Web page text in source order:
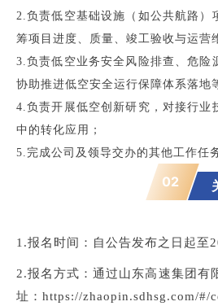
2.负责低空基础设施（如公共航路
筹项目进度、质量、竣工验收与运营
3.负责低空业务安全风险排查、危
协助推进低空安全运行保障体系落地
4.负责开展低空创新研究，对接行
中的转化应用；
5.完成公司及领导交办的其他工作任
02
1.报名时间：自公告发布之日起至
2.报名方式：通过山东高速集团有
址： https://zhaopin.sdhsg.com/#/